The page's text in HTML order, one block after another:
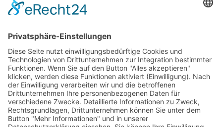
Spezifikationen
Dokumente
HOTLINE